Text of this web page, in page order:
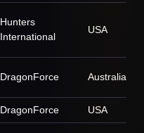
Hunters
International
USA
DragonForce Australia
DragonForce USA